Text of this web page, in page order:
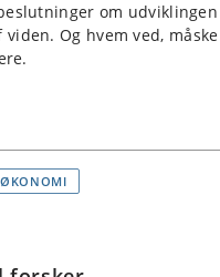
om
Og hvem ved,
ØKONOMI